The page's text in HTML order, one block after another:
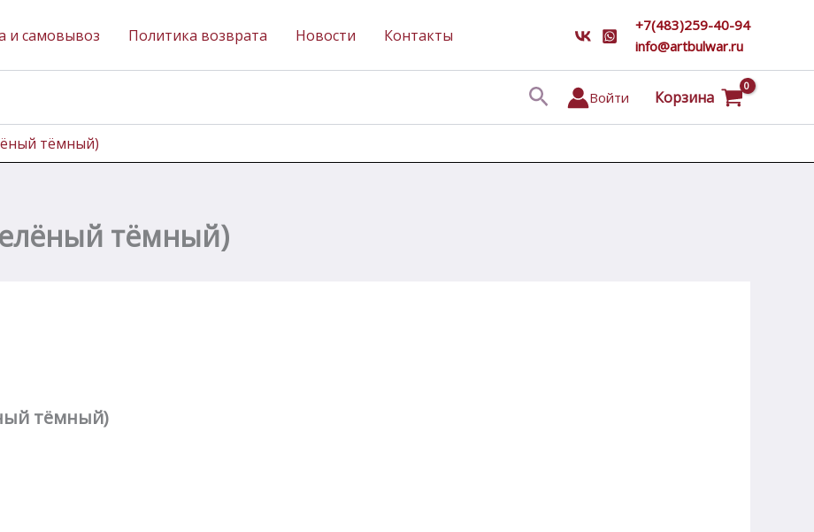
и самовывоз Политика возврата Новости Контакты
+7(483)259-40-94
info@artbulwar.ru
ПоискВойти Корзина
тёмный)
тёмный)
тёмный)